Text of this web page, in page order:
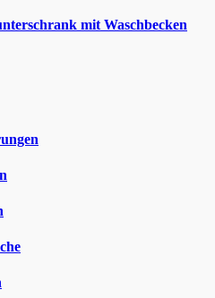
mit Waschbecken